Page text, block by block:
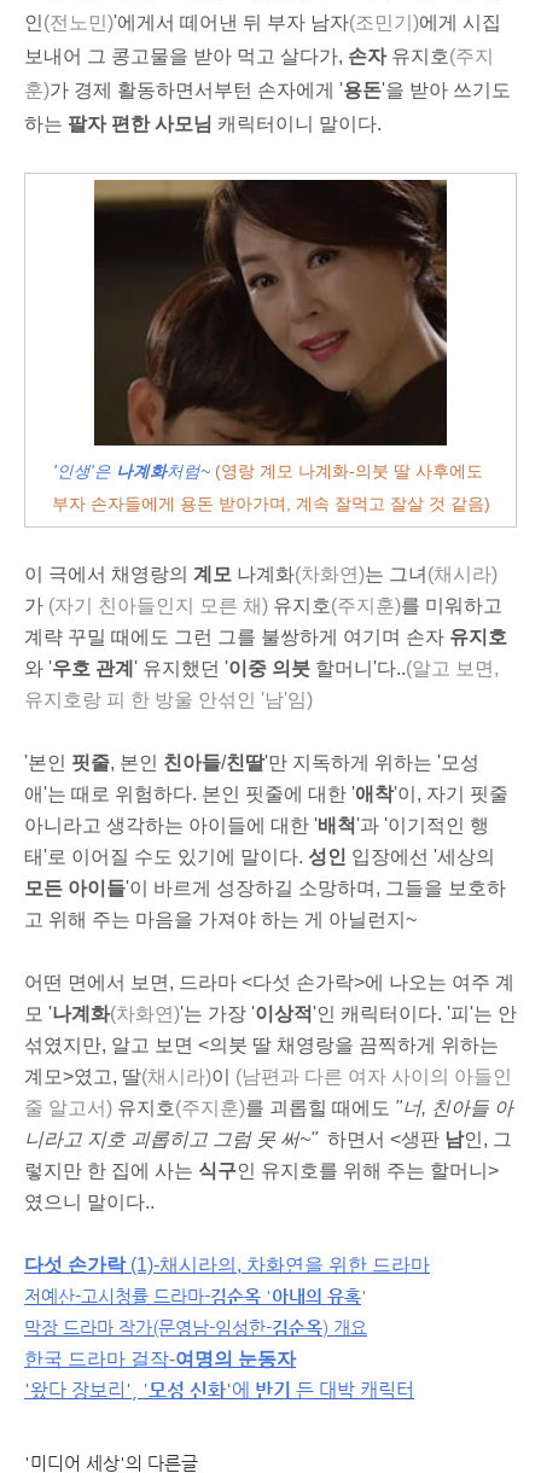
인 (전노민)'에게서 떼어낸 뒤 부자 남자(조민기)에게 시집
보내어 그 콩고물을 받아 먹고 살다가, 손자유지호(주지
훈)가 경제 활동하면서부턴 손자에게 '용돈'을 받아 쓰기도
하는 팔자 편한 사모님 캐릭터이니 말이다.
'인생'은 나계화처럼~ (영랑 계모 나계화-의붓 딸 사후에도
부자 손자들에게 용돈 받아가며, 계속 잘먹고 잘살 것 같음)
이 극에서 채영랑의 계모 나계화(차화연)는 그녀 (채시라)
가 (자기 친아들인지 모른 채) 유지호(주지훈)를 미워하고
계략 꾸밀 때에도 그런 그를 불쌍하게 여기며 손자 유지호
와 '우호 관계 ' 유지했던 '이중 의붓 할머니'다..(알고 보면,
유지호랑 피 한 방울 안섞인 '남'임)
'본인 핏줄, 본인 친아들/친딸'만 지독하게 위하는 '모성
애'는 때로 위험하다. 본인 핏줄에 대한 '애착'이, 자기 핏줄
아니라고 생각하는 아이들에 대한 '배척'과 '이기적인 행
태'로 이어질 수도 있기에 말이다. 성인 입장에선 '세상의
모든 아이들'이 바르게 성장하길 소망하며, 그들을 보호하
고 위해 주는 마음을 가져야 하는 게 아닐런지~
어떤 면에서 보면, 드라마 <다섯 손가락>에 나오는 여주 계
모 '나계화(차화연)'는 가장 '이상적'인 캐릭터이다. '피'는 안
섞였지만, 알고 보면 <의붓 딸 채영랑을 끔찍하게 위하는
계모>였고, 딸(채시라)이 (남편과 다른 여자 사이의 아들인
줄 알고서) 유지호(주지훈)를 괴롭힐 때에도 "너, 친아들 아
니라고 지호 괴롭히고 그럼 못 써~" 하면서 <생판 남인, 그
렇지만 한 집에 사는 식구인 유지호를 위해 주는 할머니>
였으니 말이다..
다섯 손가락(1)-채시라의, 차화연을 위한 드라마
저예산-고시청률 드라마-김순옥 '아내의 유혹'
막장 드라마 작가(문영남-임성한-김순옥) 개요
한국 드라마 걸작-여명의 눈동자
'왔다 장보리', '모성 신화'에 반기 든 대박 캐릭터
'미디어 세상'의 다른글